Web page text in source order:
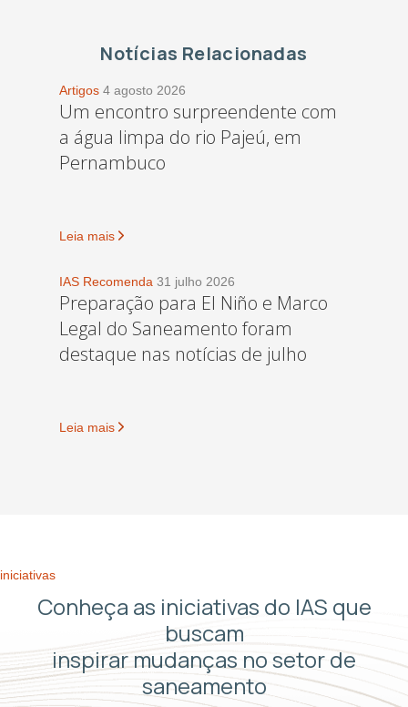
Notícias Relacionadas
Artigos 4 agosto 2026
Um encontro surpreendente com
a água limpa do rio Pajeú, em
Pernambuco
Leia mais
IAS Recomenda 31 julho 2026
Preparação para El Niño e Marco
Legal do Saneamento foram
destaque nas notícias de julho
Leia mais
iniciativas
Conheça as iniciativas do IAS que
buscam
inspirar mudanças no setor de
saneamento